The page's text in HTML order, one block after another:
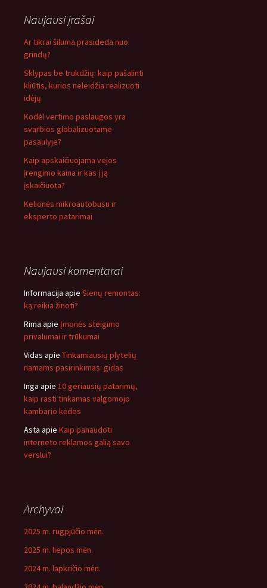
Naujausi įrašai
Ar tikrai šiluma prasideda nuo
grindų?
Sklypas be trukdžių: kaip pašalinti
kliūtis, kurios neleidžia realizuoti
idėjų
Kodėl vertimo paslaugos yra
svarbios globalizuotame
pasaulyje?
Kaip apskaičiuojama vejos
įrengimo kaina ir kas į ją
įskaičiuota?
Kelionės mikroautobusu ir
eksperto patarimai
Naujausi komentarai
Informacija apie Sienų remontas:
ką reikia žinoti?
Rima apie Įmonės steigimo
privalumai ir trūkumai
Vidas apie Tinkamiausių plytelių
namams pasirinkimas: gidas
Inga apie 10 geriausių patarimų,
kaip rasti tinkamas valgomojo
kambario kėdes
Asta apie Kaip panaudoti
interneto reklamos galią savo
verslui?
Archyvai
2025 m. rugpjūčio mėn.
2025 m. liepos mėn.
2024 m. lapkričio mėn.